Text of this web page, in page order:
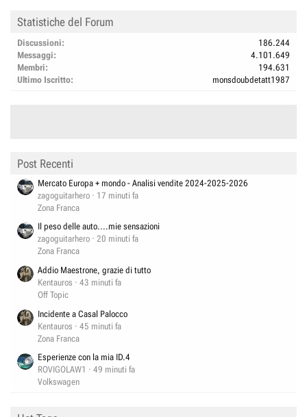
Statistiche del Forum
Discussioni
186.244
Messaggi
4.101.649
Membri
194.631
Ultimo Iscritto
monsdoubdetatt1987
Post Recenti
Mercato Europa + mondo - Analisi vendite 2024-2025-2026
zagoguitarhero
17 minuti fa
Zona Franca
Il peso delle auto....mie sensazioni
zagoguitarhero
20 minuti fa
Zona Franca
Addio Maestrone, grazie di tutto
Kentauros
43 minuti fa
Off Topic
Incidente a Casal Palocco
Kentauros
45 minuti fa
Zona Franca
Esperienze con la mia ID.4
ROVIGOLAW1
49 minuti fa
Volkswagen